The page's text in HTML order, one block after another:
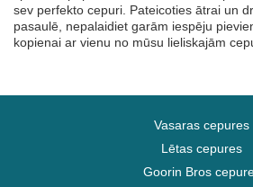
sev perfekto cepuri. Pateicoties ātrai un
pasaulē, nepalaidiet garām iespēju
kopienai ar vienu no mūsu lieliskajām
Vasaras cepures
Lētas cepures
Goorin Bros